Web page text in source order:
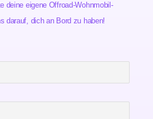
deine eigene Offroad-Wohnmobil-
darauf, dich an Bord zu haben!